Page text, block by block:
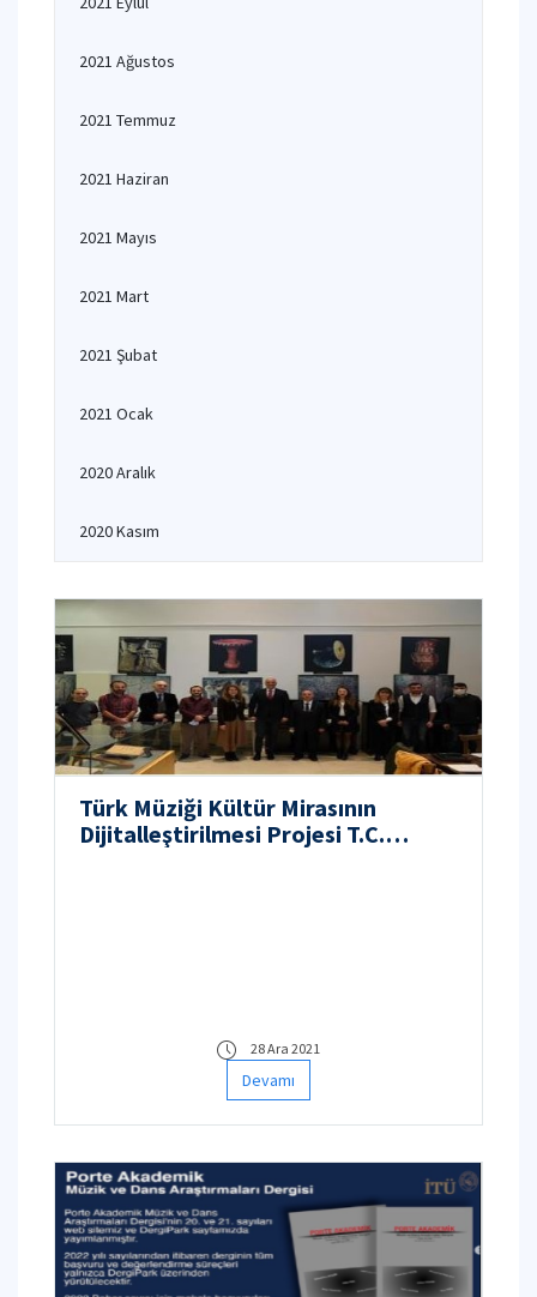
2021 Ağustos
2021 Temmuz
2021 Haziran
2021 Mayıs
2021 Mart
2021 Şubat
2021 Ocak
2020 Aralık
2020 Kasım
Türk Müziği Kültür Mirasının
Dijitalleştirilmesi Projesi T.C.
28 Ara 2021
Devamı